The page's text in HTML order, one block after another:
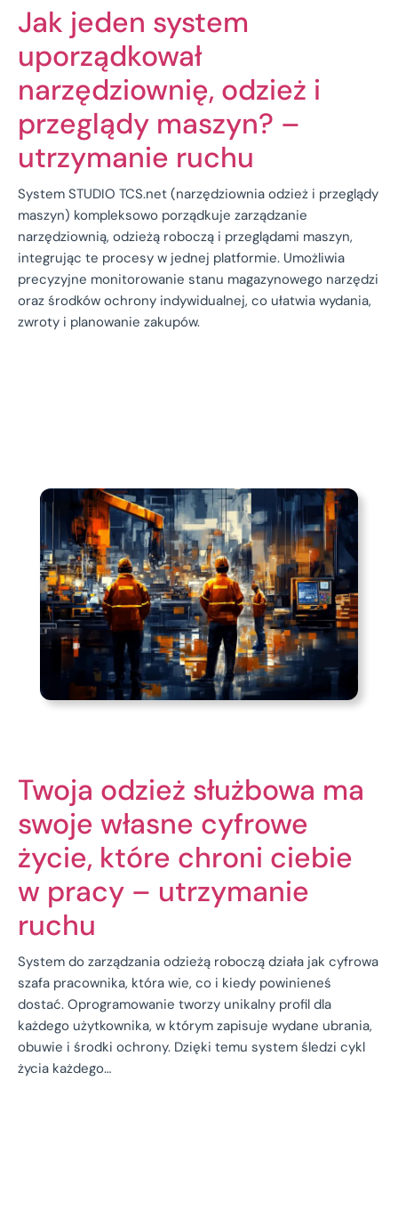
Jak jeden system
uporządkował
narzędziownię, odzież i
przeglądy maszyn? –
utrzymanie ruchu
System STUDIO TCS.net (narzędziownia odzież i przeglądy
maszyn) kompleksowo porządkuje zarządzanie
narzędziownią, odzieżą roboczą i przeglądami maszyn,
integrując te procesy w jednej platformie. Umożliwia
precyzyjne monitorowanie stanu magazynowego narzędzi
oraz środków ochrony indywidualnej, co ułatwia wydania,
zwroty i planowanie zakupów.
Twoja odzież służbowa ma
swoje własne cyfrowe
życie, które chroni ciebie
w pracy – utrzymanie
ruchu
System do zarządzania odzieżą roboczą działa jak cyfrowa
szafa pracownika, która wie, co i kiedy powinieneś
dostać. Oprogramowanie tworzy unikalny profil dla
każdego użytkownika, w którym zapisuje wydane ubrania,
obuwie i środki ochrony. Dzięki temu system śledzi cykl
życia każdego…